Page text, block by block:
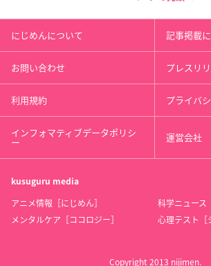
にじめんについて 記事掲載
お問い合わせ プレスリ
利用規約 プライバ
インフォマティブデータポリシ
ー 運営会社
kusuguru media
アニメ情報［にじめん］
科学ニュース
メンタルケア［ココロジー］
心理テスト［
Copyright 2013 nijimen.